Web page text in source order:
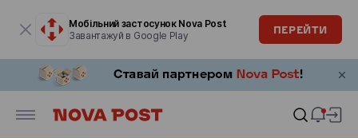
Мобільний застосунок Nova Post
Завантажуй в Google Play
ПЕРЕЙТИ